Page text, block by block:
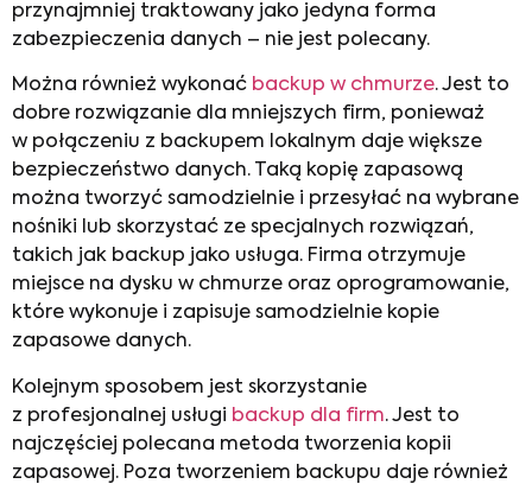
przynajmniej traktowany jako jedyna forma
zabezpieczenia danych – nie jest polecany.
Można również wykonać backup w chmurze. Jest to
dobre rozwiązanie dla mniejszych firm, ponieważ
w połączeniu z backupem lokalnym daje większe
bezpieczeństwo danych. Taką kopię zapasową
można tworzyć samodzielnie i przesyłać na wybrane
nośniki lub skorzystać ze specjalnych rozwiązań,
takich jak backup jako usługa. Firma otrzymuje
miejsce na dysku w chmurze oraz oprogramowanie,
które wykonuje i zapisuje samodzielnie kopie
zapasowe danych.
Kolejnym sposobem jest skorzystanie
z profesjonalnej usługi backup dla firm. Jest to
najczęściej polecana metoda tworzenia kopii
zapasowej. Poza tworzeniem backupu daje również